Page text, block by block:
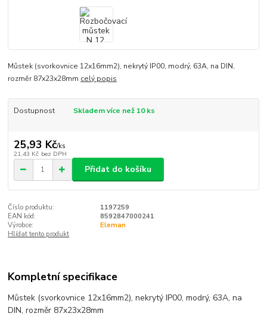
Můstek (svorkovnice 12x16mm2), nekrytý IP00, modrý, 63A, na DIN,
rozměr 87x23x28mm celý popis
Dostupnost Skladem více než 10 ks
25,93 Kč/ks
21,43 Kč bez DPH
Přidat do košíku
Číslo produktu:
1197259
EAN kód:
8592847000241
Výrobce:
Eleman
Hlídat tento produkt
Kompletní specifikace
Můstek (svorkovnice 12x16mm2), nekrytý IP00, modrý, 63A, na
DIN, rozměr 87x23x28mm